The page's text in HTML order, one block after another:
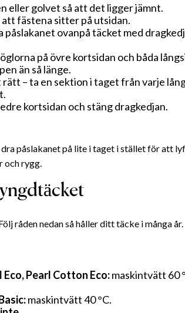
eller golvet så att det ligger jämnt.
fästena sitter på utsidan.
påslakanet ovanpå täcket med
på övre kortsidan och båda
än så länge.
– ta en sektion i taget från varje
kortsidan och stäng dragkedjan.
påslakanet på lite i taget i stället för att
och rygg.
råden nedan så håller ditt täcke i många år.
Eco, Pearl Cotton Eco:maskintvätt 60
maskintvätt 40 °C.